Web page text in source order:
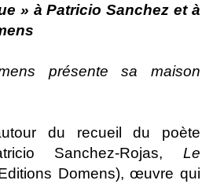
» à Patricio Sanchez et à
présente sa maison
du recueil du poète
Sanchez-Rojas, Le
Domens), œuvre qui